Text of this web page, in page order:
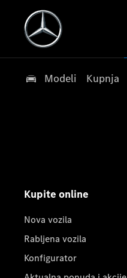
Modeli Kupnja
Kupite online
Nova vozila
Rabljena vozila
Konfigurator